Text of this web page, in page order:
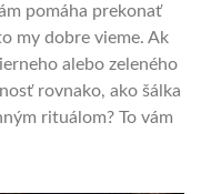
pomáha prekonať
my dobre vieme. Ak
alebo zeleného
rovnako, ako šálka
rituálom? To vám